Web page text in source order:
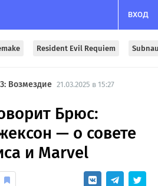
ВХОД
Resident Evil Requiem
Возмездие 21.03.2025 в 15:27
Брюс:
— о совете
и Marvel